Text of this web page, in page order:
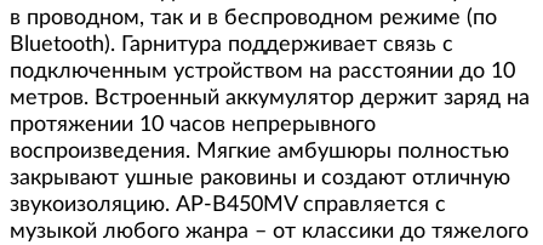
в проводном, так и в беспроводном режиме (по
Bluetooth). Гарнитура поддерживает связь с
подключенным устройством на расстоянии до 10
метров. Встроенный аккумулятор держит заряд на
протяжении 10 часов непрерывного
воспроизведения. Мягкие амбушюры полностью
закрывают ушные раковины и создают отличную
звукоизоляцию. AP-B450MV справляется с
музыкой любого жанра – от классики до тяжелого